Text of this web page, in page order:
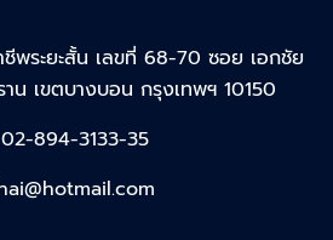
ชีพระยะสั้น เลขที่ 68-70 ซอย เอกชัย
น เขตบางบอน กรุงเทพฯ 10150
894-3133-35